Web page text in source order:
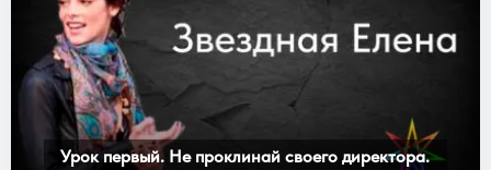
Урок первый. Не проклинай своего директора.